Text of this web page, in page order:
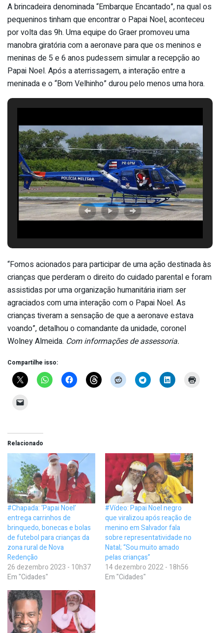
A brincadeira denominada “Embarque Encantado”, na qual os
pequeninos tinham que encontrar o Papai Noel, aconteceu
por volta das 9h. Uma equipe do Graer promoveu uma
manobra giratória com a aeronave para que os meninos e
meninas de 5 e 6 anos pudessem simular a recepção ao
Papai Noel. Após a aterrissagem, a interação entre a
meninada e o “Bom Velhinho” durou pelo menos uma hora.
“Fomos acionados para participar de uma ação destinada às
crianças que perderam o direito do cuidado parental e foram
assistidas por uma organização humanitária iriam ser
agraciados com uma interação com o Papai Noel. As
crianças tiveram a sensação de que a aeronave estava
voando”, detalhou o comandante da unidade, coronel
Wolney Almeida. Com informações de assessoria.
Compartilhe isso:
Relacionado
#Chapada: ‘Papai Noel’
entrega carrinhos de
brinquedo, bonecas e bolas
de futebol para crianças da
zona rural de Nova
Redenção
26 dezembro 2023 - 10h37
Em "Cidades"
#Vídeo: Papai Noel negro
que viralizou após reação de
menino em Salvador fala
sobre representatividade no
Natal; “Sou muito amado
pelas crianças”
14 dezembro 2022 - 18h56
Em "Cidades"